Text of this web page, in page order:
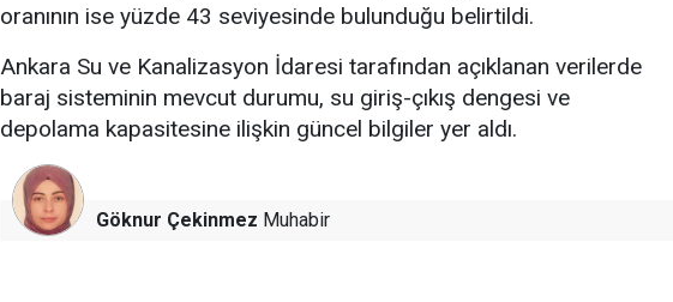
oranının ise yüzde 43 seviyesinde bulunduğu belirtildi.
Ankara Su ve Kanalizasyon İdaresi tarafından açıklanan verilerde
baraj sisteminin mevcut durumu, su giriş-çıkış dengesi ve
depolama kapasitesine ilişkin güncel bilgiler yer aldı.
Göknur Çekinmez Muhabir